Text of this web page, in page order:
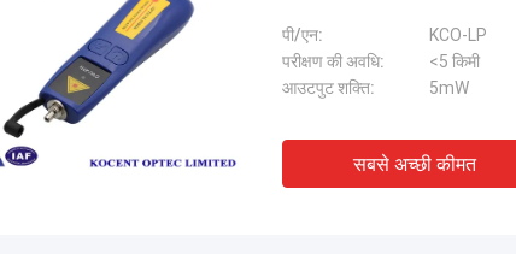
पी/एन:
KCO-LP
परीक्षण की अवधि:
<5 किमी
आउटपुट शक्ति:
5mW
सबसे अच्छी कीमत